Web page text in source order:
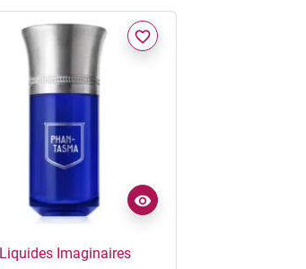
favorite_border
Liquides Imaginaires